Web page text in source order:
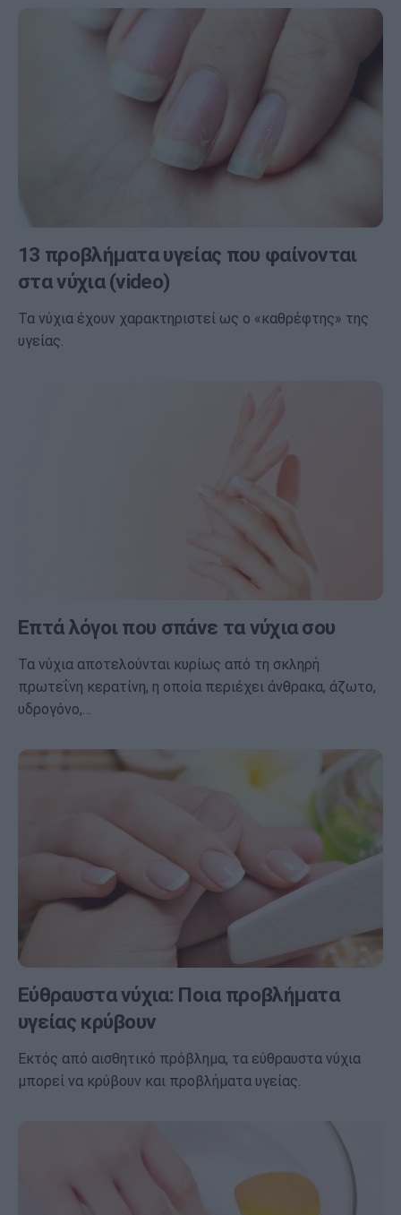
13 προβλήματα υγείας που φαίνονται
στα νύχια (video)
Τα νύχια έχουν χαρακτηριστεί ως ο «καθρέφτης» της
υγείας.
Επτά λόγοι που σπάνε τα νύχια σου
Τα νύχια αποτελούνται κυρίως από τη σκληρή
πρωτεΐνη κερατίνη, η οποία περιέχει άνθρακα, άζωτο,
υδρογόνο,…
Εύθραυστα νύχια: Ποια προβλήματα
υγείας κρύβουν
Εκτός από αισθητικό πρόβλημα, τα εύθραυστα νύχια
μπορεί να κρύβουν και προβλήματα υγείας.